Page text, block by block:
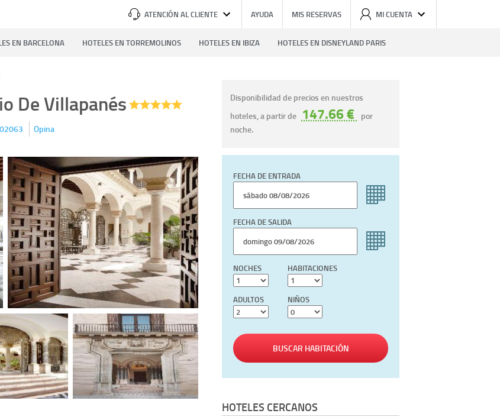
ATENCIÓN AL CLIENTE AYUDA MIS RESERVAS MI CUENTA
EN BARCELONA HOTELES EN TORREMOLINOS HOTELES EN IBIZA HOTELES EN DISNEYLAND PARIS
De Villapanés
Opina
Disponibilidad de precios en nuestros
hoteles, a partir de 147.66 €
por
noche.
FECHA DE ENTRADA
FECHA DE SALIDA
NOCHES HABITACIONES
ADULTOS NIÑOS
BUSCAR HABITACIÓN
HOTELES CERCANOS